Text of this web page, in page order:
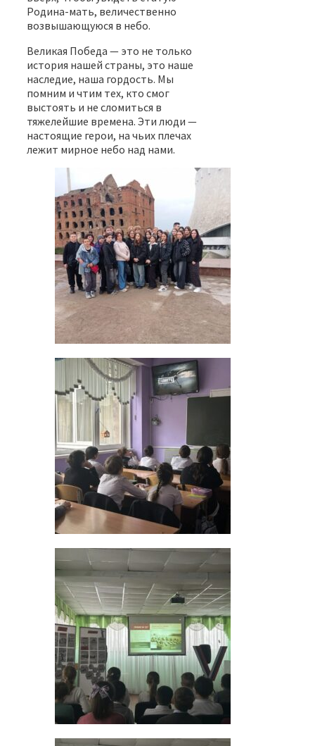
Родина-мать, величественно
возвышающуюся в небо.
Великая Победа — это не только
история нашей страны, это наше
наследие, наша гордость. Мы
помним и чтим тех, кто смог
выстоять и не сломиться в
тяжелейшие времена. Эти люди —
настоящие герои, на чьих плечах
лежит мирное небо над нами.